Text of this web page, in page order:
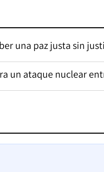
una paz justa sin
un ataque nuclear